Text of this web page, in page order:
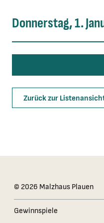
Donnerstag, 1.
Zurück zur
Das Kleingedruckte
© 2026 Malzhaus Plauen
Gewinnspiele